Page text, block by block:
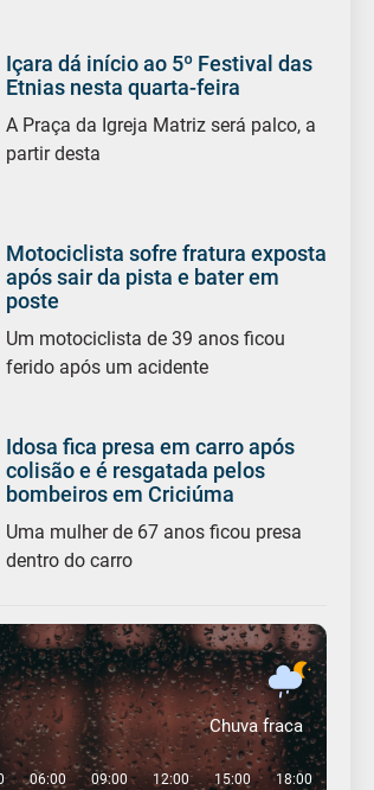
Içara dá início ao 5º Festival das
Etnias nesta quarta-feira
A Praça da Igreja Matriz será palco, a
partir desta
Motociclista sofre fratura exposta
após sair da pista e bater em
poste
Um motociclista de 39 anos ficou
ferido após um acidente
Idosa fica presa em carro após
colisão e é resgatada pelos
bombeiros em Criciúma
Uma mulher de 67 anos ficou presa
dentro do carro
Chuva fraca
06:00 09:00 12:00 15:00 18:00